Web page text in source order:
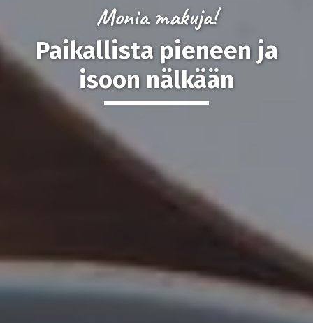
Monia makuja!
Paikallista pieneen ja
isoon nälkään